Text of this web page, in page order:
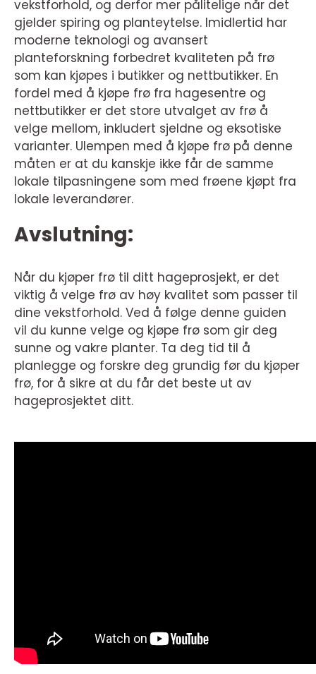
vekstforhold, og derfor mer pålitelige når det
gjelder spiring og planteytelse. Imidlertid har
moderne teknologi og avansert
planteforskning forbedret kvaliteten på frø
som kan kjøpes i butikker og nettbutikker. En
fordel med å kjøpe frø fra hagesentre og
nettbutikker er det store utvalget av frø å
velge mellom, inkludert sjeldne og eksotiske
varianter. Ulempen med å kjøpe frø på denne
måten er at du kanskje ikke får de samme
lokale tilpasningene som med frøene kjøpt fra
lokale leverandører.
Avslutning:
Når du kjøper frø til ditt hageprosjekt, er det
viktig å velge frø av høy kvalitet som passer til
dine vekstforhold. Ved å følge denne guiden
vil du kunne velge og kjøpe frø som gir deg
sunne og vakre planter. Ta deg tid til å
planlegge og forskre deg grundig før du kjøper
frø, for å sikre at du får det beste ut av
hageprosjektet ditt.